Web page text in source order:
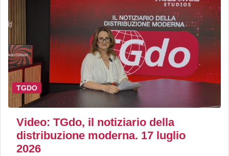
TGDO
Video: TGdo, il notiziario della
distribuzione moderna. 17 luglio
2026